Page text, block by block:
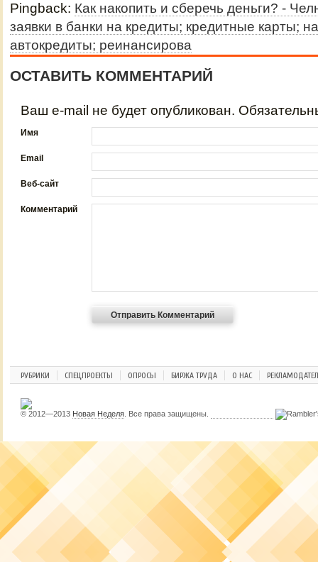
Pingback: Как накопить и сберечь деньги? -
заявки в банки на кредиты; кредитные карты;
автокредиты; реинансирова
ОСТАВИТЬ КОММЕНТАРИЙ
Ваш e-mail не будет опубликован.
Имя
Email
Веб-сайт
Комментарий
РУБРИКИ СПЕЦПРОЕКТЫ ОПРОСЫ БИРЖА ТРУДА О НАС
© 2012—2013 Новая Неделя . Все права защищены.